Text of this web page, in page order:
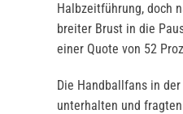
Halbzeitführung, doch
breiter Brust in die
einer Quote von 52
Die Handballfans in
unterhalten und